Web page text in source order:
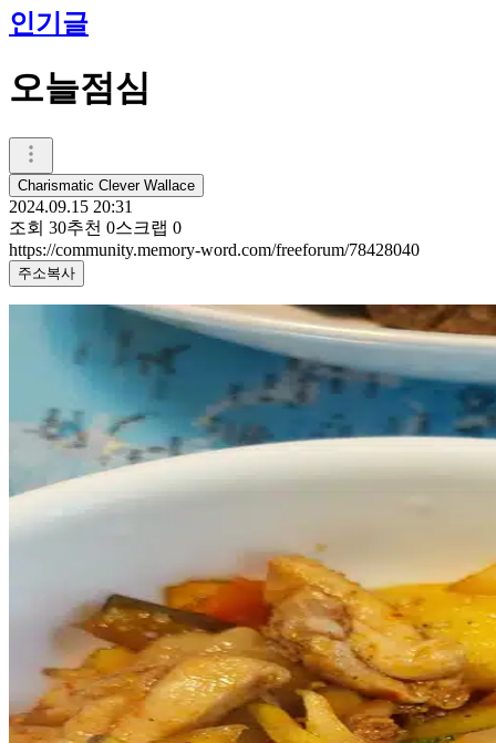
인기글
오늘점심
Charismatic Clever Wallace
2024.09.15 20:31
조회 30추천 0스크랩 0
https://community.memory-word.com/freeforum/78428040
주소복사